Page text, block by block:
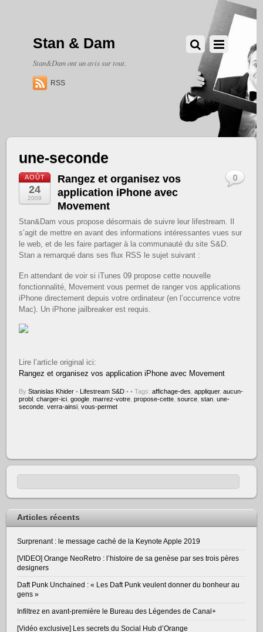
Stan & Dam
Stan&Dam ont un avis sur tout.
RSS
une-seconde
AOÛT
24
2009
Rangez et organisez vos
application iPhone avec
Movement
Stan&Dam vous propose désormais de suivre leur lifestream. Il
s’agit de mettre en avant des informations intéressantes vues sur
le web, et de les faire partager à la communauté du site S&D.
Stan a remarqué dans ses flux RSS le sujet suivant :
En attendant de voir si iTunes 09 propose cette nouvelle
fonctionnalité, Movement vous permet de ranger vos applications
iPhone directement depuis votre ordinateur (en l’occurrence votre
Mac). Un iPhone jailbreaker est requis.
Lire l’article original ici:
Rangez et organisez vos application iPhone avec Movement
ByStanislas Khider • Lifestream S&D •
0
• Tags:affichage-des,appliquer,aucun-
probl ,charger-ici,google,marrez-votre,propose-cette,source,stan,une-
seconde,verra-ainsi,vous-permet
Articles récents
Surprenant : le message caché de la Keynote Apple 2019
[VIDEO] Orange NeoRetro : l’histoire de sa genèse par ses trois pères
designers
Daft Punk Unchained : « Les Daft Punk veulent donner du bonheur au
gens »
Infiltrez en avant-première le Bureau des Légendes de Canal+
[Vidéo exclusive] Les secrets du Social Hub d’Orange